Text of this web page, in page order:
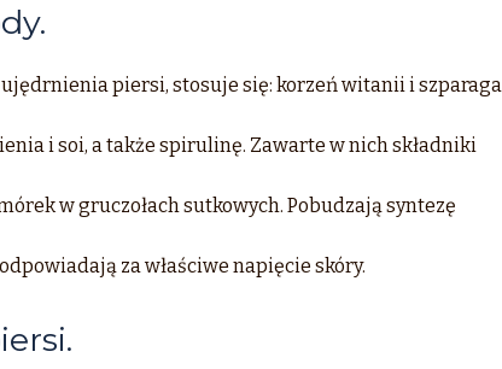
piersi, stosuje się: korzeń witanii i szparaga
i soi, a także spirulinę. Zawarte w nich składniki
w gruczołach sutkowych. Pobudzają syntezę
za właściwe napięcie skóry.